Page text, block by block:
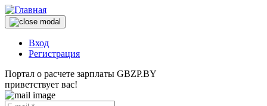
Вход
Регистрация
Портал о расчете зарплаты GBZP.BY
приветствует вас!